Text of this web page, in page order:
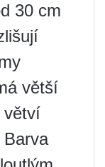
30 cm
větší
větví